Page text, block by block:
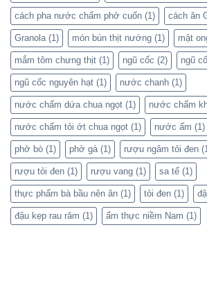
cách pha nước chấm phở cuốn (1) cách ăn
Granola(1) món bún thịt nướng (1) mật
mắm tôm chưng thịt (1) ngũ cốc (2) ngũ
ngũ cốc nguyên hạt (1) nước chanh (1)
nước chấm dứa chua ngọt (1) nước chấm
nước chấm tỏi ớt chua ngọt (1) nước ấm (1)
phở bò (1) phở gà(1) rượu ngâm tỏi đen
rượu tỏi đen (1) rượu vang (1) sa tế (1)
thực phẩm bà bầu nên ăn (1) tỏi đen (1)
đậu kẹp rau răm (1) ẩm thực niềm Nam (1)